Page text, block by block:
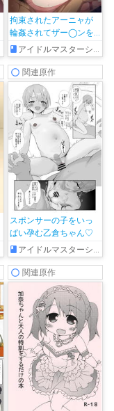
拘束されたアーニャが
輪姦されてザー◯ンを
ぶっかけられちゃう♡
アイドルマスターシンデレラガールズ
関連原作
スポンサーの子をいっ
ぱい孕む乙倉ちゃん♡
アイドルマスターシンデレラガールズ
関連原作